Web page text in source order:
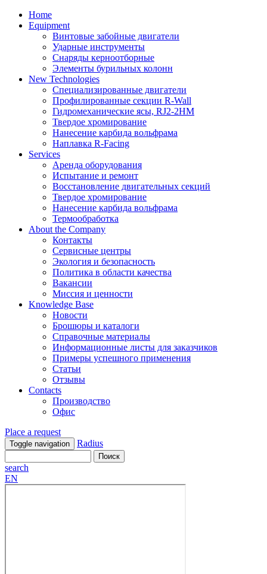
Home
Equipment
Винтовые забойные двигатели
Ударные инструменты
Снаряды керноотборные
Элементы бурильных колонн
New Technologies
Специализированные двигатели
Профилированные секции R-Wall
Гидромеханические ясы, RJ2-2HM
Твердое хромирование
Нанесение карбида вольфрама
Наплавка R-Facing
Services
Аренда оборудования
Испытание и ремонт
Восстановление двигательных секций
Твердое хромирование
Нанесение карбида вольфрама
Термообработка
About the Company
Контакты
Сервисные центры
Экология и безопасность
Политика в области качества
Вакансии
Миссия и ценности
Knowledge Base
Новости
Брошюры и каталоги
Справочные материалы
Информационные листы для заказчиков
Примеры успешного применения
Статьи
Отзывы
Contacts
Производство
Офис
Place a request
Toggle navigation Radius
search
EN